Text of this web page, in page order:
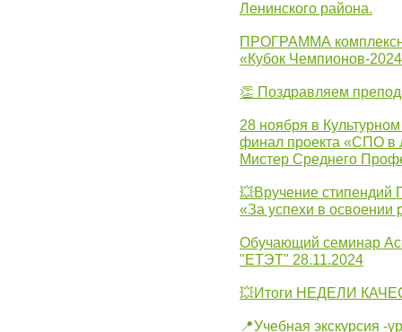
Ленинского района.
ПРОГРАММА
«Кубок Чемпионов-
👏 Поздравляем
28 ноября в
финал проекта «СПО в
Мистер Среднего
💥Вручение стипендий
«За успехи в освоении
Обучающий семинар
"ЕТЭТ" 28.11.2024
💥Итоги НЕДЕЛИ
📍Учебная экскурсия -